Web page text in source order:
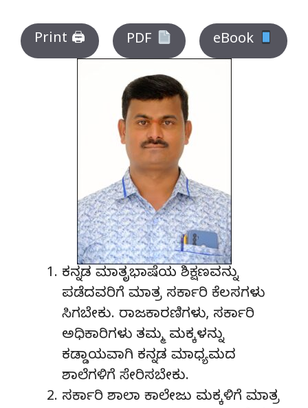
Print 🖨 PDF eBook
ಕನ್ನಡ ಮಾತೃಭಾಷೆಯ ಶಿಕ್ಷಣವನ್ನು
ಪಡೆದವರಿಗೆ ಮಾತ್ರ ಸರ್ಕಾರಿ ಕೆಲಸಗಳು
ಸಿಗಬೇಕು. ರಾಜಕಾರಣಿಗಳು, ಸರ್ಕಾರಿ
ಅಧಿಕಾರಿಗಳು ತಮ್ಮ ಮಕ್ಕಳನ್ನು
ಕಡ್ಡಾಯವಾಗಿ ಕನ್ನಡ ಮಾಧ್ಯಮದ
ಶಾಲೆಗಳಿಗೆ ಸೇರಿಸಬೇಕು.
ಸರ್ಕಾರಿ ಶಾಲಾ ಕಾಲೇಜು ಮಕ್ಕಳಿಗೆ ಮಾತ್ರ